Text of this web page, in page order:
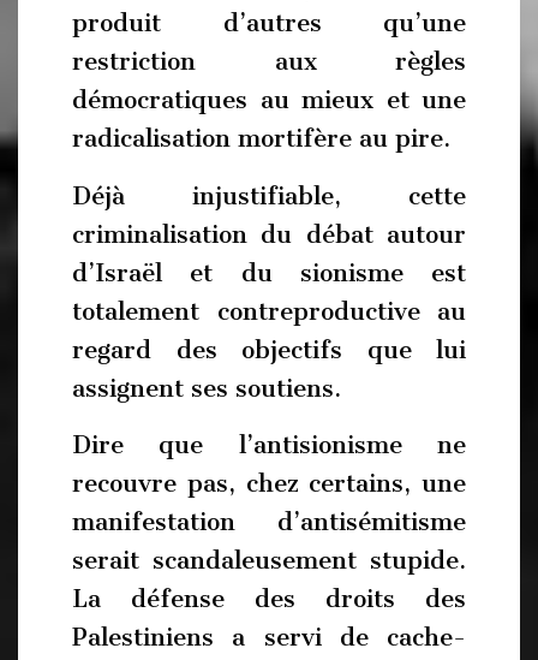
produit d’autres qu’une
restriction aux règles
démocratiques au mieux et une
radicalisation mortifère au pire.
Déjà injustifiable, cette
criminalisation du débat autour
d’Israël et du sionisme est
totalement contreproductive au
regard des objectifs que lui
assignent ses soutiens.
Dire que l’antisionisme ne
recouvre pas, chez certains, une
manifestation d’antisémitisme
serait scandaleusement stupide.
La défense des droits des
Palestiniens a servi de cache-